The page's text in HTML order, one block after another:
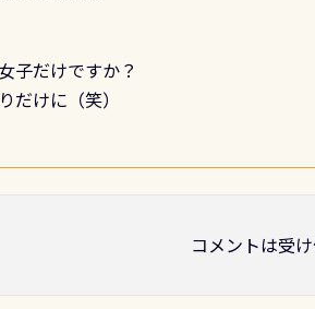
子だけですか？
だけに（笑）
コメントは受け